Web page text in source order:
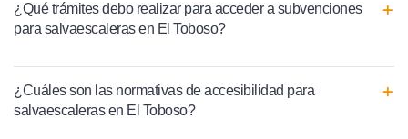
¿Qué trámites debo realizar para acceder a subvenciones
para salvaescaleras en El Toboso?
¿Cuáles son las normativas de accesibilidad para
salvaescaleras en El Toboso?